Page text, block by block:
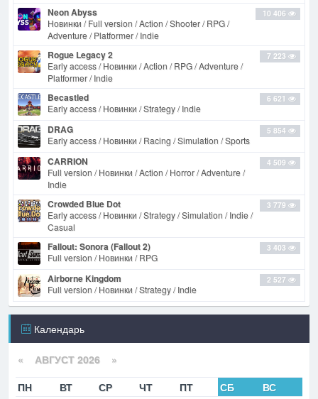
10 406
Neon Abyss
Новинки / Full version / Action / Shooter / RPG /
Adventure / Platformer / Indie
7 223
Rogue Legacy 2
Early access / Новинки / Action / RPG / Adventure /
Platformer / Indie
6 621
Becastled
Early access / Новинки / Strategy / Indie
5 854
DRAG
Early access / Новинки / Racing / Simulation / Sports
4 509
CARRION
Full version / Новинки / Action / Horror / Adventure /
Indie
3 779
Crowded Blue Dot
Early access / Новинки / Strategy / Simulation / Indie /
Casual
3 403
Fallout: Sonora (Fallout 2)
Full version / Новинки / RPG
2 527
Airborne Kingdom
Full version / Новинки / Strategy / Indie
Календарь
« АВГУСТ 2026 »
ПН
ВТ СР ЧТ ПТ СБ
ВС